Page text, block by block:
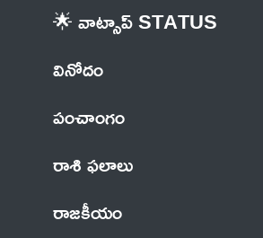
🌟 వాట్సాప్ STATUS
వినోదం
పంచాంగం
రాశి ఫలాలు
రాజకీయం